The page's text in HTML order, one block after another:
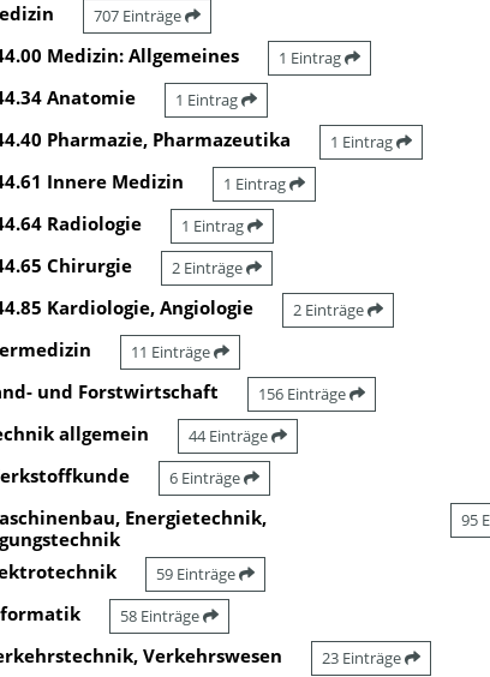
707 Einträge
Medizin: Allgemeines 1 Eintrag
Anatomie 1 Eintrag
Pharmazie, Pharmazeutika 1 Eintrag
Innere Medizin 1 Eintrag
Radiologie 1 Eintrag
Chirurgie 2 Einträge
Kardiologie, Angiologie 2 Einträge
11 Einträge
und Forstwirtschaft 156 Einträge
allgemein 44 Einträge
6 Einträge
Energietechnik,
95
59 Einträge
58 Einträge
Verkehrswesen 23 Einträge